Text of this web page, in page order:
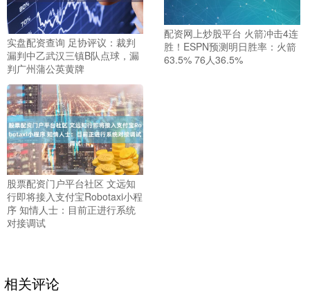
实盘配资查询 足协评议：裁判
漏判中乙武汉三镇B队点球，漏
判广州蒲公英黄牌
配资网上炒股平台 火箭冲击4连
胜！ESPN预测明日胜率：火箭
63.5% 76人36.5%
股票配资门户平台社区 文远知
行即将接入支付宝Robotaxi小程
序 知情人士：目前正进行系统
对接调试
相关评论